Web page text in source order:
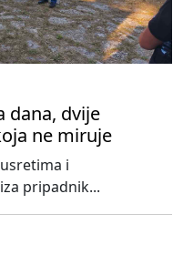
dana, dvije
ne miruje
i
pripadnik...